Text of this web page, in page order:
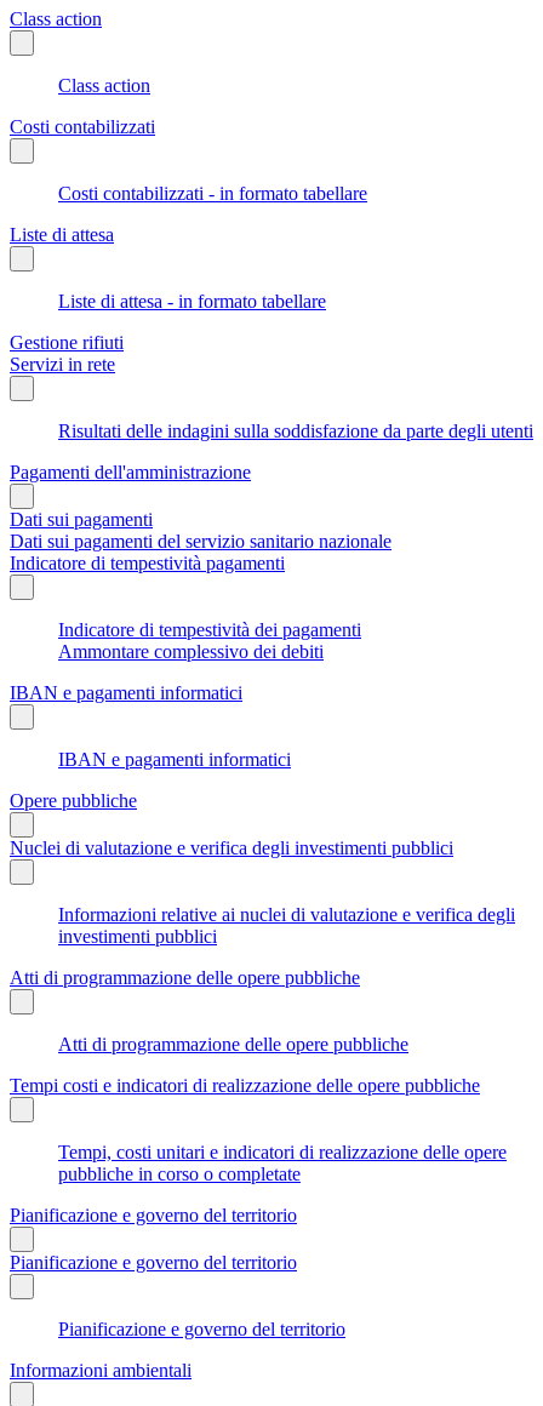
Class action
Class action
Costi contabilizzati
Costi contabilizzati - in formato tabellare
Liste di attesa
Liste di attesa - in formato tabellare
Gestione rifiuti
Servizi in rete
Risultati delle indagini sulla soddisfazione da parte degli utenti
Pagamenti dell'amministrazione
Dati sui pagamenti
Dati sui pagamenti del servizio sanitario nazionale
Indicatore di tempestività pagamenti
Indicatore di tempestività dei pagamenti
Ammontare complessivo dei debiti
IBAN e pagamenti informatici
IBAN e pagamenti informatici
Opere pubbliche
Nuclei di valutazione e verifica degli investimenti pubblici
Informazioni relative ai nuclei di valutazione e verifica degli
investimenti pubblici
Atti di programmazione delle opere pubbliche
Atti di programmazione delle opere pubbliche
Tempi costi e indicatori di realizzazione delle opere pubbliche
Tempi, costi unitari e indicatori di realizzazione delle opere
pubbliche in corso o completate
Pianificazione e governo del territorio
Pianificazione e governo del territorio
Pianificazione e governo del territorio
Informazioni ambientali